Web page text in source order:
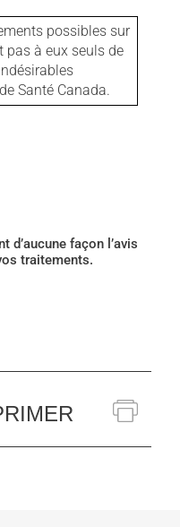
possibles sur
pas à eux seuls de
Santé Canada.
façon l’avis
traitements.